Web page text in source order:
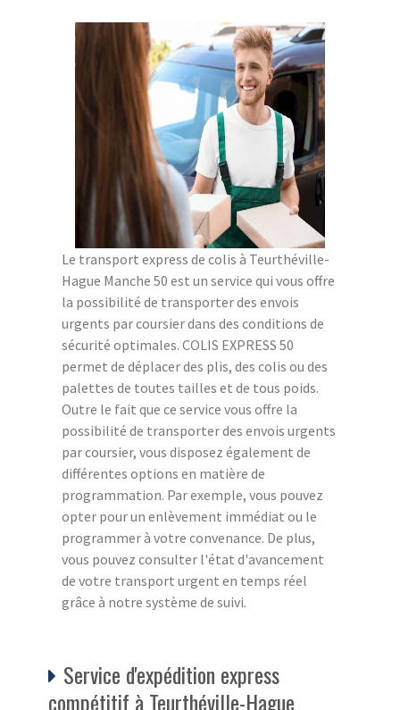
Le transport express de colis à Teurthéville-
Hague Manche 50 est un service qui vous offre
la possibilité de transporter des envois
urgents par coursier dans des conditions de
sécurité optimales. COLIS EXPRESS 50
permet de déplacer des plis, des colis ou des
palettes de toutes tailles et de tous poids.
Outre le fait que ce service vous offre la
possibilité de transporter des envois urgents
par coursier, vous disposez également de
différentes options en matière de
programmation. Par exemple, vous pouvez
opter pour un enlèvement immédiat ou le
programmer à votre convenance. De plus,
vous pouvez consulter l'état d'avancement
de votre transport urgent en temps réel
grâce à notre système de suivi.
Service d'expédition express
compétitif à Teurthéville-Hague